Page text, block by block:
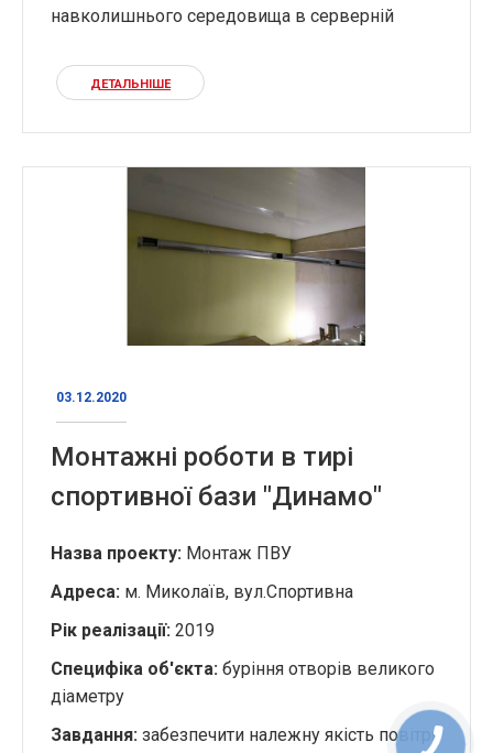
навколишнього середовища в серверній
ДЕТАЛЬНІШЕ
03.12.2020
Монтажні роботи в тирі
спортивної бази "Динамо"
Назва проекту: Монтаж ПВУ
Адреса: м. Миколаїв, вул.Спортивна
Рік реалізації: 2019
Специфіка об'єкта: буріння отворів великого
діаметру
Завдання: забезпечити належну якість повітря